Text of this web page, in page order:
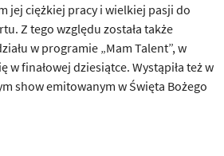
jej ciężkiej pracy i wielkiej pasji do
Z tego względu została także
w programie „Mam Talent”, w
w finałowej dziesiątce. Wystąpiła też w
show emitowanym w Święta Bożego